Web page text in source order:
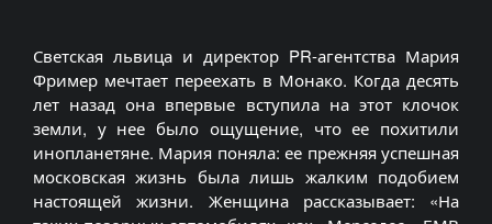
Светская львица и директор PR-агентства Мария
Фример мечтает переехать в Монако. Когда десять
лет назад она впервые вступила на этот клочок
земли, у нее было ощущение, что ее похитили
инопланетяне. Мария поняла: ее прежняя успешная
московская жизнь была лишь жалким подобием
настоящей жизни. Женщина рассказывает: «На